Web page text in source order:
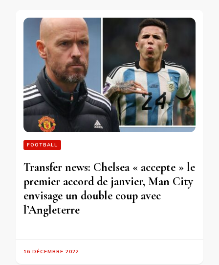
FOOTBALL
Transfer news: Chelsea « accepte » le
premier accord de janvier, Man City
envisage un double coup avec
l’Angleterre
16 DÉCEMBRE 2022